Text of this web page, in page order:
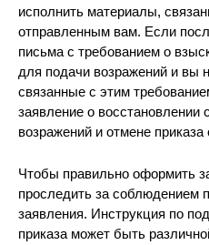
исполнить материалы,
отправленным вам. Если
письма с требованием о
для подачи возражений и вы
связанные с этим
заявление о восстановлении
возражений и отмене
Чтобы правильно оформить
проследить за соблюдением
заявления. Инструкция по
приказа может быть